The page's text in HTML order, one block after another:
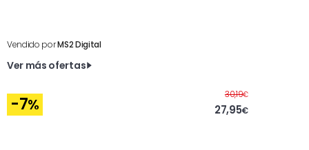
Vendido porMS2 Digital
Ver más ofertas
-7%
30,19€Antes
27,95€